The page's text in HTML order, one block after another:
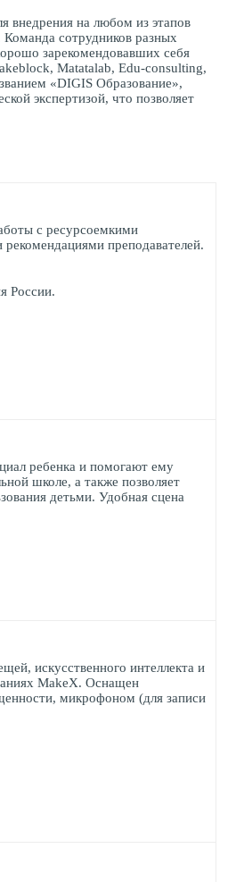
внедрения на любом из этапов
сотрудников разных
зарекомендовавших себя
Matatalab, Edu-consulting,
«DIGIS Образование»,
экспертизой, что позволяет
с ресурсоемкими
преподавателей.
России.
ребенка и помогают ему
школе, а также позволяет
детьми. Удобная сцена
искусственного интеллекта и
MakeX. Оснащен
микрофоном (для записи